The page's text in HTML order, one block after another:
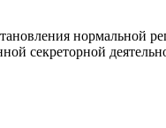
нормальной
секреторной